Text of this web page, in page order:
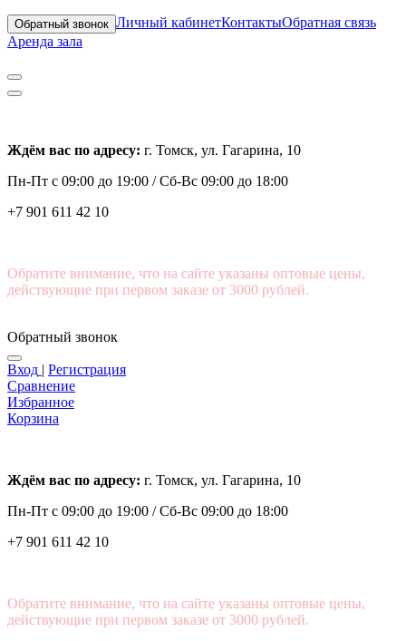
Обратный звонок Личный кабинетКонтактыОбратная связь
Аренда зала
Ждём вас по адресу: г. Томск, ул. Гагарина, 10
Пн-Пт с 09:00 до 19:00 /Сб-Вс 09:00 до 18:00
+7 901 611 42 10
Обратите внимание, что на сайте указаны оптовые цены,
действующие при первом заказе от 3000 рублей.
Обратный звонок
Вход | Регистрация
Сравнение
Избранное
Корзина
Ждём вас по адресу: г. Томск, ул. Гагарина, 10
Пн-Пт с 09:00 до 19:00 /Сб-Вс 09:00 до 18:00
+7 901 611 42 10
Обратите внимание, что на сайте указаны оптовые цены,
действующие при первом заказе от 3000 рублей.